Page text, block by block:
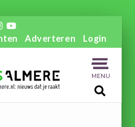
Adverteren Login
MENU